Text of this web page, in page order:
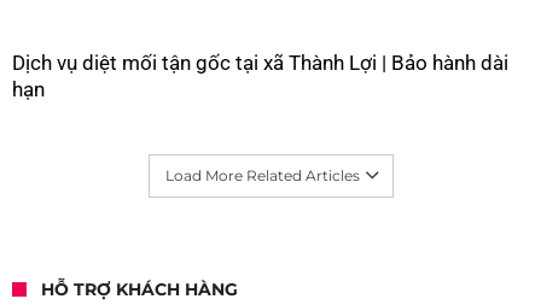
Dịch vụ diệt mối tận gốc tại xã Thành Lợi | Bảo hành dài
hạn
Load More Related Articles
HỖ TRỢ KHÁCH HÀNG